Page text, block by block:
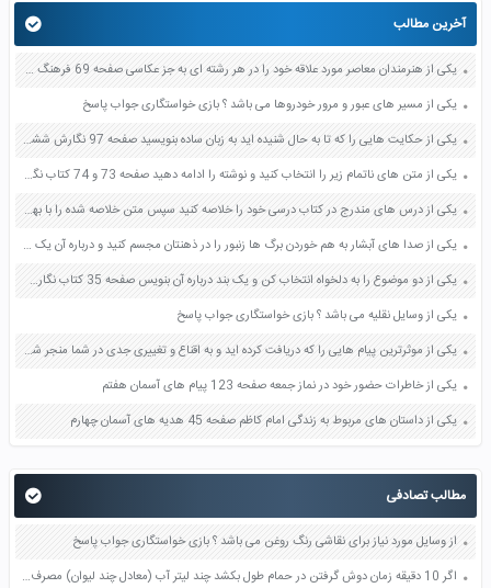
آخرین مطالب
یکی از هنرمندان معاصر مورد علاقه خود را در هر رشته ای به جز عکاسی صفحه 69 فرهنگ و هنر نهم
یکی از مسیر های عبور و مرور خودروها می باشد ؟ بازی خواستگاری جواب پاسخ
یکی از حکایت هایی را که تا به حال شنیده اید به زبان ساده بنویسید صفحه 97 نگارش ششم دبستان
یکی از متن های ناتمام زیر را انتخاب کنید و نوشته را ادامه دهید صفحه 73 و 74 کتاب نگارش فارسی پنجم دبستان
یکی از درس های مندرج در کتاب درسی خود را خلاصه کنید سپس متن خلاصه شده را با بهره گیری از روش های دسته بندی نمودار جدول نقشه مفهومی نشان دهید صفحه 118 نگارش یازدهم
یکی از صدا های آبشار به هم خوردن برگ ها زنبور را در ذهنتان مجسم کنید و درباره آن یک بند بنویسید صفحه 11 نگارش پنجم
یکی از دو موضوع را به دلخواه انتخاب کن و یک بند درباره آن بنویس صفحه 35 کتاب نگارش فارسی سوم
یکی از وسایل نقلیه می باشد ؟ بازی خواستگاری جواب پاسخ
یکی از موثرترین پیام هایی را که دریافت کرده اید و به اقناع و تغییری جدی در شما منجر شده است برسی کنید و علت این تاثیر گذاری قابل توجه را بنویسید صفحه 52 تفکر و سواد رسانه ای دهم
یکی از خاطرات حضور خود در نماز جمعه صفحه 123 پیام های آسمان هفتم
یکی از داستان های مربوط به زندگی امام کاظم صفحه 45 هدیه های آسمان چهارم
مطالب تصادفی
از وسایل مورد نیاز برای نقاشی رنگ روغن می باشد ؟ بازی خواستگاری جواب پاسخ
اگر 10 دقیقه زمان دوش گرفتن در حمام طول بکشد چند لیتر آب (معادل چند لیوان) مصرف می شود؟ حساب کنید صفحه 85 مطالعات اجتماعی هفتم